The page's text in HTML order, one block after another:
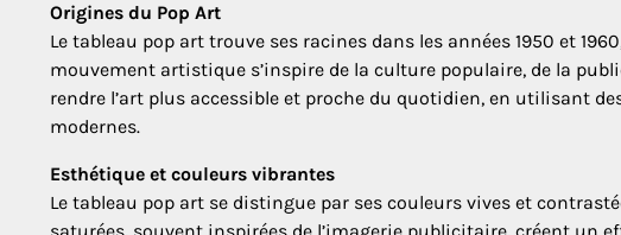
Origines du Pop Art
Le tableau pop art trouve ses racines dans les années 1950 et
mouvement artistique s’inspire de la culture populaire, de la
rendre l’art plus accessible et proche du quotidien, en utilisant
modernes.
Esthétique et couleurs vibrantes
Le tableau pop art se distingue par ses couleurs vives et